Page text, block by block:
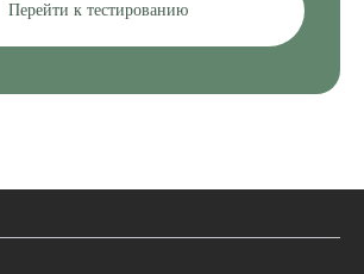
Перейти к тестированию